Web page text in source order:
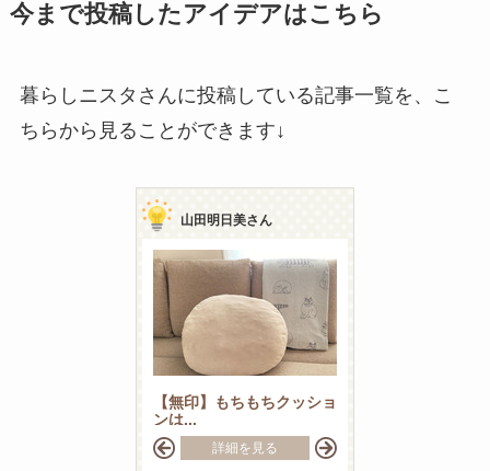
今まで投稿したアイデアはこちら
暮らしニスタさんに投稿している記事一覧を、こ
ちらから見ることができます↓